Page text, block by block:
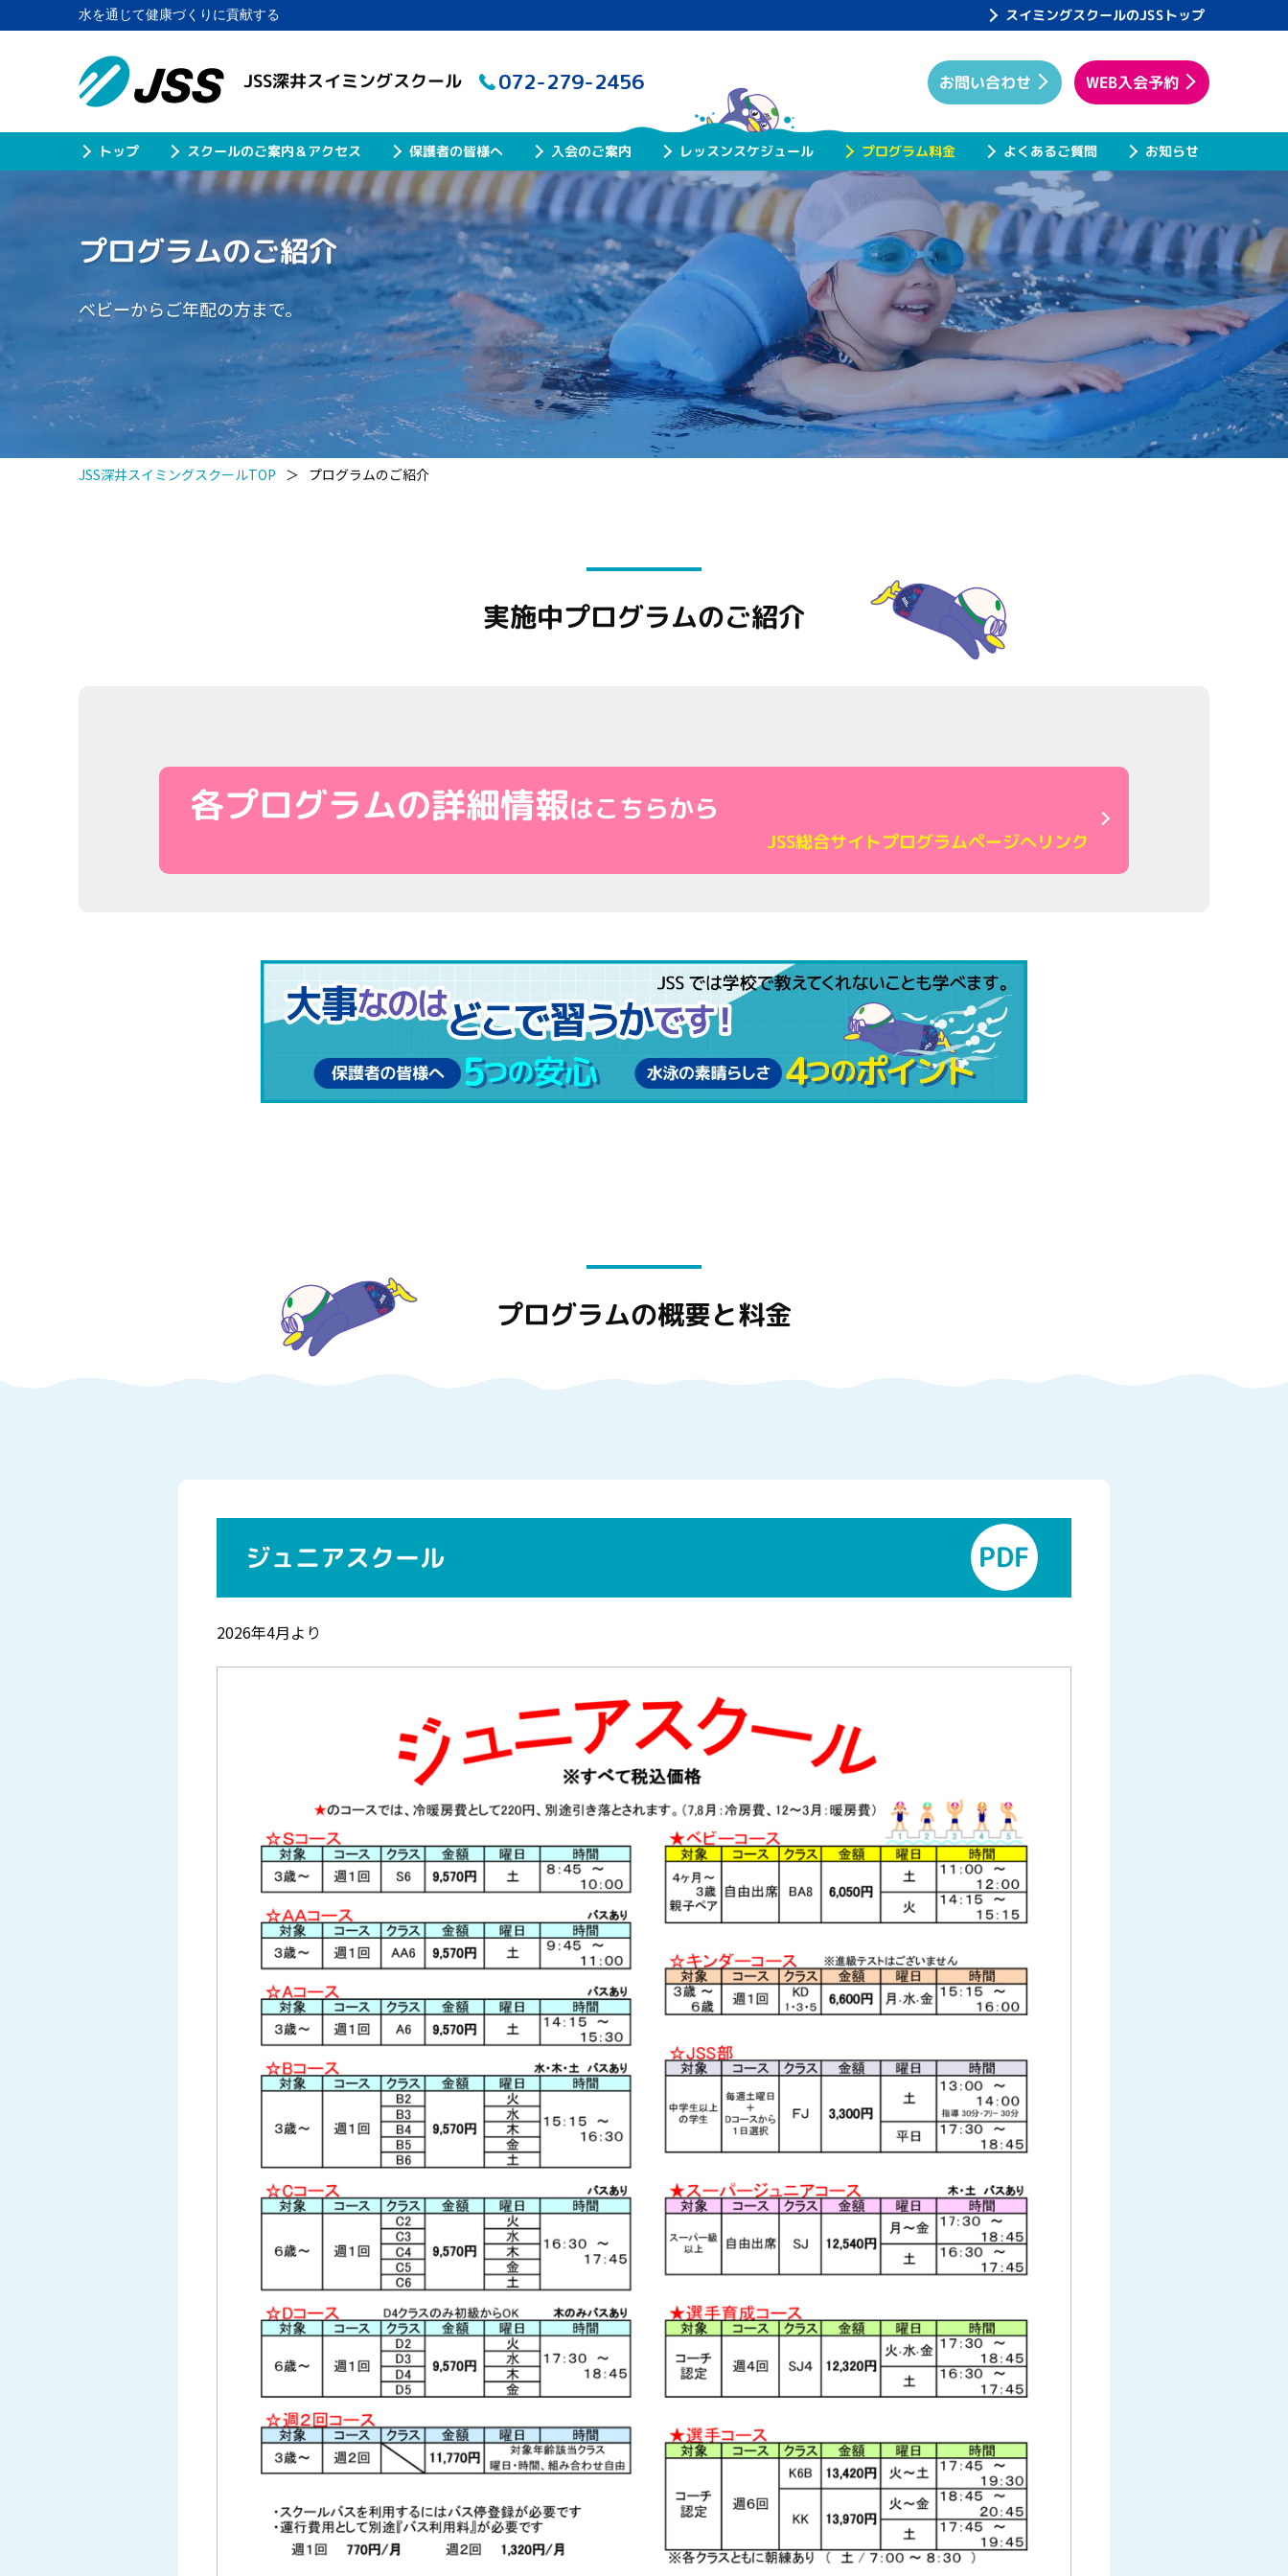
水を通じて健康づくりに貢献する スイミングスクールのJSSトップ
JSS深井スイミングスクール 072-279-2456
トップ スクールのご案内＆アクセス 保護者の皆様へ 入会のご案内 レッスンスケジュール プログラム料金 よくあるご質問 お知らせ
お問い合わせ WEB入会予約
プログラムのご紹介
ベビーからご年配の方まで。
JSS深井スイミングスクールTOP ＞ プログラムのご紹介
実施中プログラムのご紹介
各プログラムの詳細情報はこちらから
JSS総合サイトプログラムページへリンク
プログラムの概要と料金
ジュニアスクール
2026年4月より